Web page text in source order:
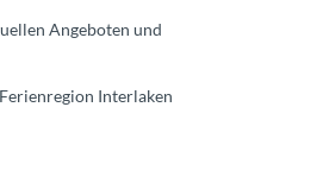
Angeboten und
Interlaken